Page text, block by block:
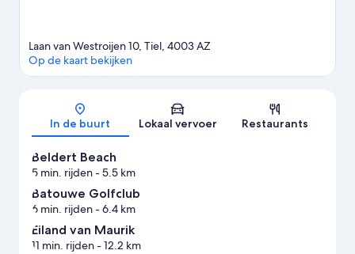
Kaart
Laan van Westroijen 10, Tiel, 4003 AZ
Op de kaart bekijken
In de buurt Lokaal vervoer Restaurants
Beldert Beach
5 min. rijden- 5.5 km
Batouwe Golfclub
6 min. rijden- 6.4 km
Eiland van Maurik
11 min. rijden- 12.2 km